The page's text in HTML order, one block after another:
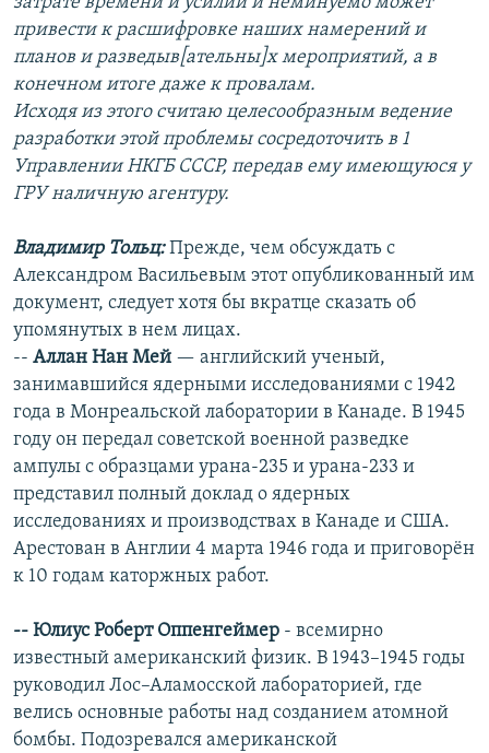
привести к расшифровке наших намерений и
планов и разведыв[ательны]х мероприятий, а в
конечном итоге даже к провалам.
Исходя из этого считаю целесообразным ведение
разработки этой проблемы сосредоточить в 1
Управлении НКГБ СССР, передав ему имеющуюся у
ГРУ наличную агентуру.
Владимир Тольц:Прежде, чем обсуждать с
Александром Васильевым этот опубликованный им
документ, следует хотя бы вкратце сказать об
упомянутых в нем лицах.
-- Аллан Нан Мей — английский ученый,
занимавшийся ядерными исследованиями с 1942
года в Монреальской лаборатории в Канаде. В 1945
году он передал советской военной разведке
ампулы с образцами урана-235 и урана-233 и
представил полный доклад о ядерных
исследованиях и производствах в Канаде и США.
Арестован в Англии 4 марта 1946 года и приговорён
к 10 годам каторжных работ.
-- Юлиус Роберт Оппенгеймер - всемирно
известный американский физик. В 1943–1945 годы
руководил Лос–Аламосской лабораторией, где
велись основные работы над созданием атомной
бомбы. Подозревался американской